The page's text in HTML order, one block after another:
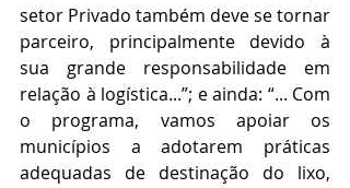
setor Privado também deve se tornar
parceiro, principalmente devido à
sua grande responsabilidade em
relação à logística...”; e ainda: “... Com
o programa, vamos apoiar os
municípios a adotarem práticas
adequadas de destinação do lixo,